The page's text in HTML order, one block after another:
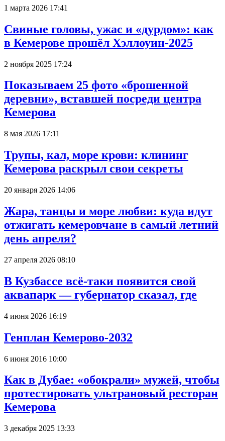
1 марта 2026 17:41
Свиные головы, ужас и «дурдом»: как
в Кемерове прошёл Хэллоуин-2025
2 ноября 2025 17:24
Показываем 25 фото «брошенной
деревни», вставшей посреди центра
Кемерова
8 мая 2026 17:11
Трупы, кал, море крови: клининг
Кемерова раскрыл свои секреты
20 января 2026 14:06
Жара, танцы и море любви: куда идут
отжигать кемеровчане в самый летний
день апреля?
27 апреля 2026 08:10
В Кузбассе всё-таки появится свой
аквапарк — губернатор сказал, где
4 июня 2026 16:19
Генплан Кемерово-2032
6 июня 2016 10:00
Как в Дубае: «обокрали» мужей, чтобы
протестировать ультрановый ресторан
Кемерова
3 декабря 2025 13:33